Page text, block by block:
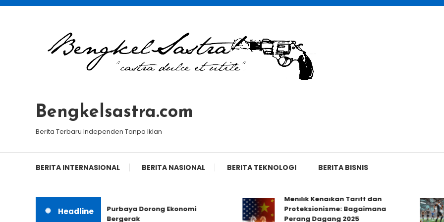
Skip
Bengkelsastra.com
Berita Terbaru Independen Tanpa Iklan
BERITA INTERNASIONAL BERITA NASIONAL BERITA TEKNOLOGI BERITA BISNIS
Headline
Purbaya Dorong Ekonomi
Bergerak
Menilik Kenaikan Tariff dan
Proteksionisme: Bagaimana
Perang Dagang 2025